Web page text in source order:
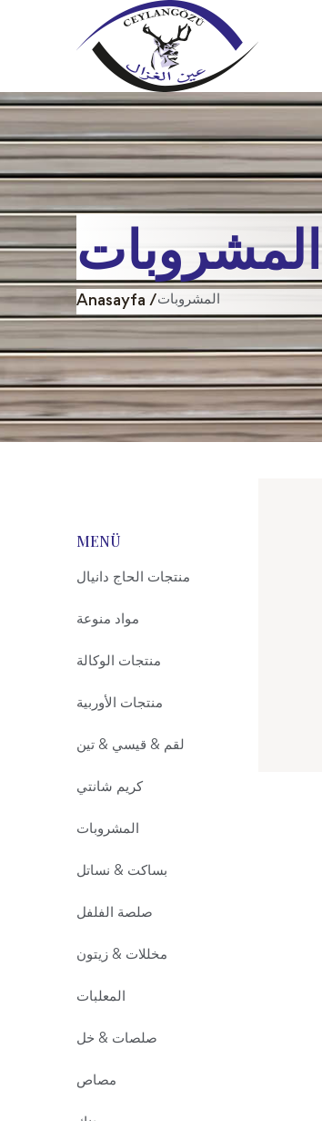
المشروبات
Anasayfa / المشروبات
MENÜ
منتجات الحاج دانيال
مواد منوعة
منتجات الوكالة
منتجات الأوربية
لقم & قيسي & تين
كريم شانتي
المشروبات
بساكت & نساتل
صلصة الفلفل
مخللات & زيتون
المعلبات
صلصات & خل
مصاص